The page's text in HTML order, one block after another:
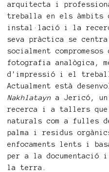
arquitecta i
treballa en els
instal·lació i la
seva pràctica se centra
socialment compromesos
fotografia analògica,
d'impressió i el
Actualment està
Nakhlatayn a Jericó,
recerca i a tallers
naturals com a fulles
palma i residus
enfocaments lents i
per a la
la terra.